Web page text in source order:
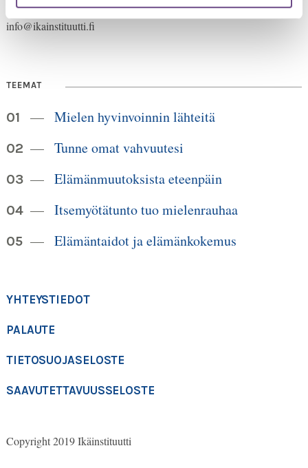
30.6.2026, sen jälkeen numero on 040 350 3104
info@ikainstituutti.fi
TEEMAT
Mielen hyvinvoinnin lähteitä
Tunne omat vahvuutesi
Elämänmuutoksista eteenpäin
Itsemyötätunto tuo mielenrauhaa
Elämäntaidot ja elämänkokemus
YHTEYSTIEDOT
PALAUTE
TIETOSUOJASELOSTE
SAAVUTETTAVUUSSELOSTE
Copyright 2019 Ikäinstituutti